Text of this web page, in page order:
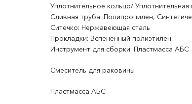
Уплотнительное кольцо/
Сливная труба: Полипропилен,
Ситечко: Нержавеющая сталь
Прокладки: Вспененный полиэтилен
Инструмент для сборки: Пластмасса АБС
Смеситель для раковины
Пластмасса АБС